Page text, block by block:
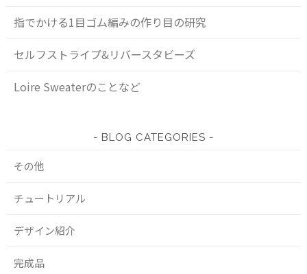
指でかける1目ゴム編みの作り目の研究
セルフストライプ&リバースタビーズ
Loire Sweaterのことなど
BLOG CATEGORIES
その他
チュートリアル
デザイン紹介
完成品